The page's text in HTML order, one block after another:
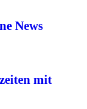
News
mit